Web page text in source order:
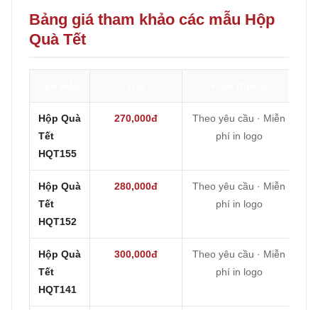
Bảng giá tham khảo các mẫu Hộp
Quà Tết
Hộp Quà
Tết
HQT155
270,000đ
Theo yêu cầu · Miễn
phí in logo
Hộp Quà
Tết
HQT152
280,000đ
Theo yêu cầu · Miễn
phí in logo
Hộp Quà
Tết
HQT141
300,000đ
Theo yêu cầu · Miễn
phí in logo